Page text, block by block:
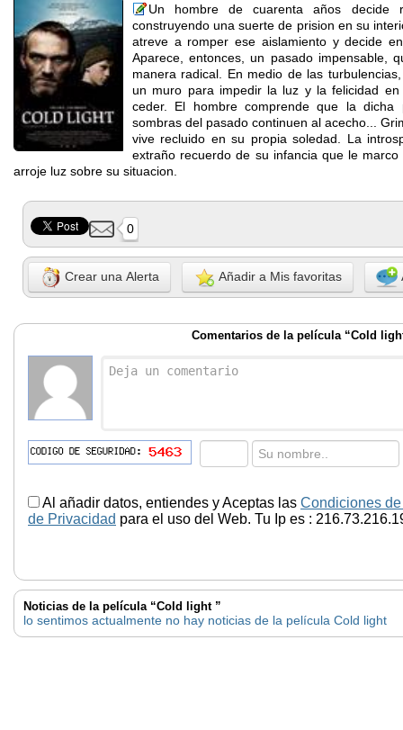
Un hombre de cuarenta años decide
construyendo una suerte de prision en su
atreve a romper ese aislamiento y decide
Aparece, entonces, un pasado impensable,
manera radical. En medio de las
un muro para impedir la luz y la felicidad
ceder. El hombre comprende que la dicha
sombras del pasado continuen al acecho...
vive recluido en su propia soledad. La
extraño recuerdo de su infancia que le
arroje luz sobre su situacion.
0
Crear una Alerta Añadir a Mis favoritas
Comentarios de la película “Cold
Al añadir datos, entiendes y Aceptas las Condiciones
de Privacidad para el uso del Web. Tu Ip es :
Noticias de la película “Cold light ”
lo sentimos actualmente no hay noticias de la película Cold light